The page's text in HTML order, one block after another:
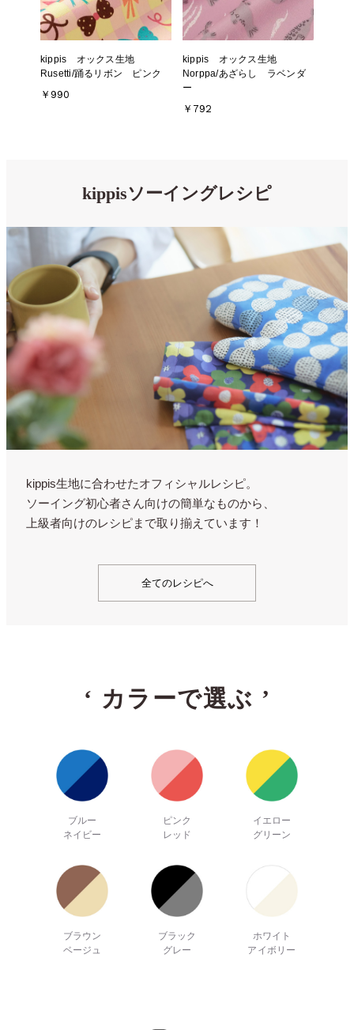
kippis オックス生地
Rusetti/踊るリボン ピンク
￥990
kippis オックス生地
Norppa/あざらし ラベンダ
ー
￥792
kippisソーイングレシピ
kippis生地に合わせたオフィシャルレシピ。
ソーイング初心者さん向けの簡単なものから、
上級者向けのレシピまで取り揃えています！
全てのレシピへ
‘ カラーで選ぶ ’
ブルー
ネイビー
ピンク
レッド
イエロー
グリーン
ブラウン
ベージュ
ブラック
グレー
ホワイト
アイボリー